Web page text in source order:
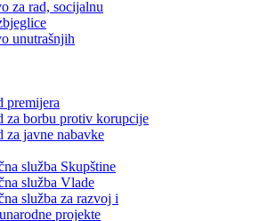
za rad, socijalnu
unutrašnjih
premijera
za borbu protiv korupcije
za javne nabavke
služba Skupštine
služba Vlade
služba za razvoj i
projekte